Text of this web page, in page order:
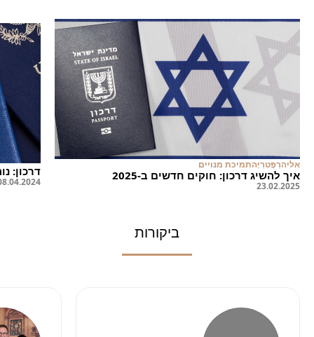
אליהרִפָּטרִיָּהתמיכת מנויים
איך להשיג דרכון: חוקים חדשים ב-2025
23.02.2025
דרכון:
.04.2024
ביקורות